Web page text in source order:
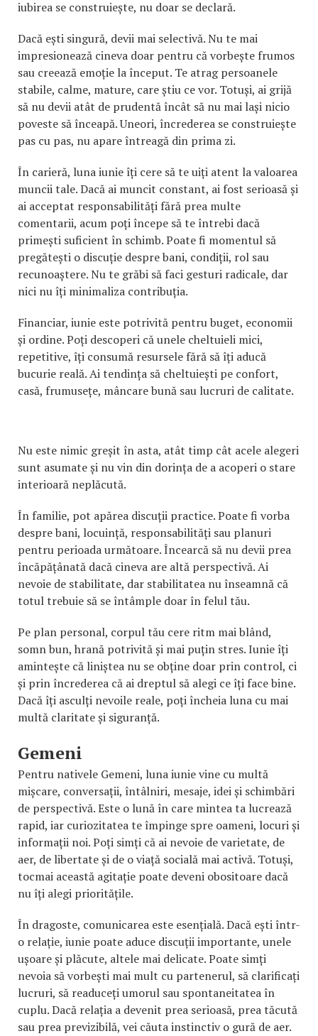
iubirea se construiește, nu doar se declară.
Dacă ești singură, devii mai selectivă. Nu te mai
impresionează cineva doar pentru că vorbește frumos
sau creează emoție la început. Te atrag persoanele
stabile, calme, mature, care știu ce vor. Totuși, ai grijă
să nu devii atât de prudentă încât să nu mai lași nicio
poveste să înceapă. Uneori, încrederea se construiește
pas cu pas, nu apare întreagă din prima zi.
În carieră, luna iunie îți cere să te uiți atent la valoarea
muncii tale. Dacă ai muncit constant, ai fost serioasă și
ai acceptat responsabilități fără prea multe
comentarii, acum poți începe să te întrebi dacă
primești suficient în schimb. Poate fi momentul să
pregătești o discuție despre bani, condiții, rol sau
recunoaștere. Nu te grăbi să faci gesturi radicale, dar
nici nu îți minimaliza contribuția.
Financiar, iunie este potrivită pentru buget, economii
și ordine. Poți descoperi că unele cheltuieli mici,
repetitive, îți consumă resursele fără să îți aducă
bucurie reală. Ai tendința să cheltuiești pe confort,
casă, frumusețe, mâncare bună sau lucruri de calitate.
Nu este nimic greșit în asta, atât timp cât acele alegeri
sunt asumate și nu vin din dorința de a acoperi o stare
interioară neplăcută.
În familie, pot apărea discuții practice. Poate fi vorba
despre bani, locuință, responsabilități sau planuri
pentru perioada următoare. Încearcă să nu devii prea
încăpățânată dacă cineva are altă perspectivă. Ai
nevoie de stabilitate, dar stabilitatea nu înseamnă că
totul trebuie să se întâmple doar în felul tău.
Pe plan personal, corpul tău cere ritm mai blând,
somn bun, hrană potrivită și mai puțin stres. Iunie îți
amintește că liniștea nu se obține doar prin control, ci
și prin încrederea că ai dreptul să alegi ce îți face bine.
Dacă îți asculți nevoile reale, poți încheia luna cu mai
multă claritate și siguranță.
Gemeni
Pentru nativele Gemeni, luna iunie vine cu multă
mișcare, conversații, întâlniri, mesaje, idei și schimbări
de perspectivă. Este o lună în care mintea ta lucrează
rapid, iar curiozitatea te împinge spre oameni, locuri și
informații noi. Poți simți că ai nevoie de varietate, de
aer, de libertate și de o viață socială mai activă. Totuși,
tocmai această agitație poate deveni obositoare dacă
nu îți alegi prioritățile.
În dragoste, comunicarea este esențială. Dacă ești într-
o relație, iunie poate aduce discuții importante, unele
ușoare și plăcute, altele mai delicate. Poate simți
nevoia să vorbești mai mult cu partenerul, să clarificați
lucruri, să readuceți umorul sau spontaneitatea în
cuplu. Dacă relația a devenit prea serioasă, prea tăcută
sau prea previzibilă, vei căuta instinctiv o gură de aer.